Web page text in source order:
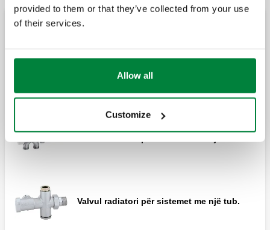
provided to them or that they’ve collected from your use
of their services.
Allow all
Customize
Valvul manuale për sistemet me një tub
Valvul radiatori për sistemet me një tub. Me
dorezë të përparme të rregullueshme.
Valvul radiatori për sistemet me një tub.